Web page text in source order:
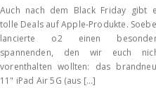
Auch nach dem Black Friday gibt
tolle Deals auf Apple-Produkte.
lancierte o2 einen
spannenden, den wir euch
vorenthalten wollten: das
11" iPad Air 5G (aus [...]